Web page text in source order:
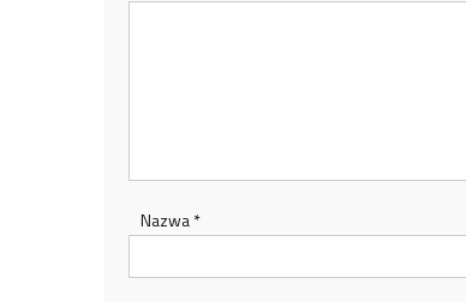
Nazwa*